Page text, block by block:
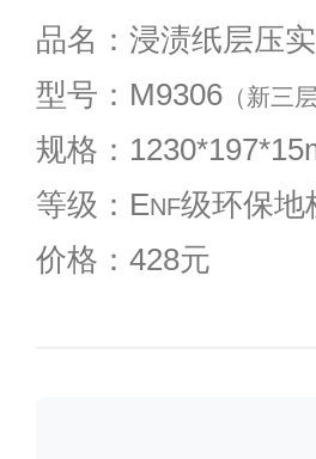
品名：浸渍纸层压
型号：M9306 （新三层
规格：
等级：ENF级环保地
价格：428元